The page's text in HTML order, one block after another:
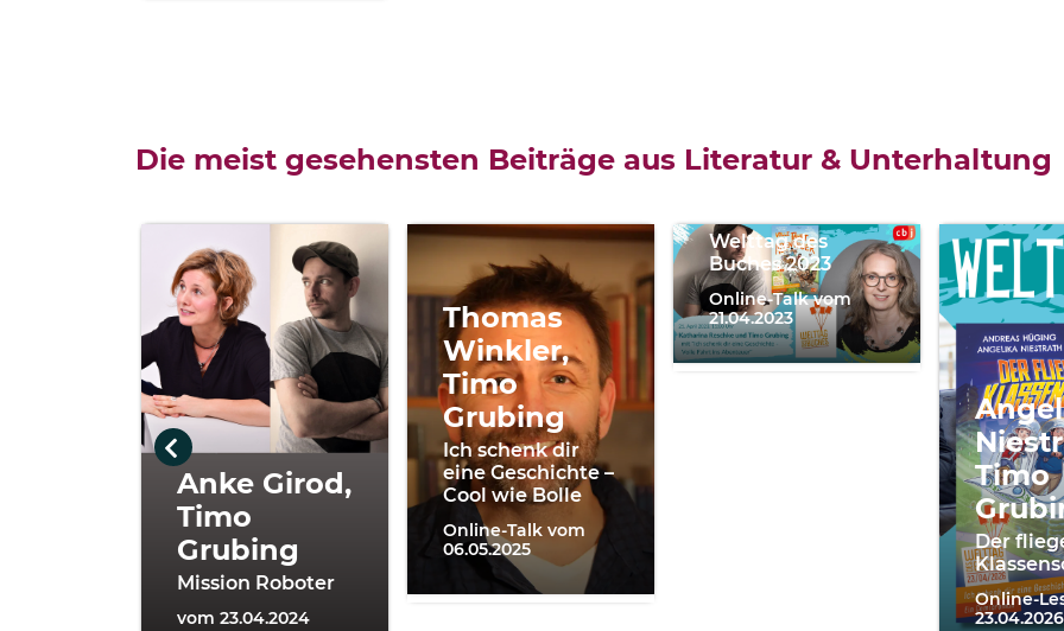
Die meist gesehensten Beiträge aus Literatur & Unterhaltung
Anke Girod,
Timo
Grubing
Mission Roboter
vom 23.04.2024
Thomas
Winkler,
Timo
Grubing
Ich schenk dir
eine Geschichte –
Cool wie Bolle
Online-Talk vom
06.05.2025
Reschke,
Timo
Welttag des
Buches 2023
Online-Talk vom
21.04.2023
Timo
Der
Online-
23.04.2026